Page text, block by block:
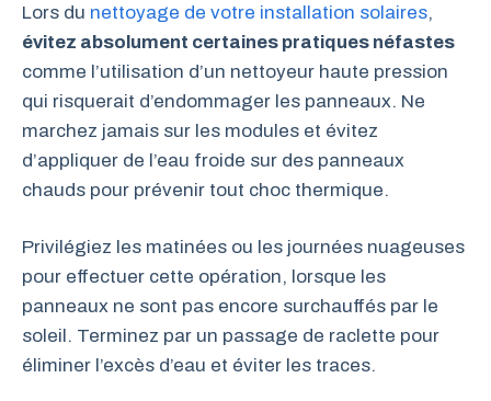
Lors du nettoyage de votre installation solaires,
évitez absolument certaines pratiques néfastes
comme l’utilisation d’un nettoyeur haute pression
qui risquerait d’endommager les panneaux. Ne
marchez jamais sur les modules et évitez
d’appliquer de l’eau froide sur des panneaux
chauds pour prévenir tout choc thermique.
Privilégiez les matinées ou les journées nuageuses
pour effectuer cette opération, lorsque les
panneaux ne sont pas encore surchauffés par le
soleil. Terminez par un passage de raclette pour
éliminer l’excès d’eau et éviter les traces.